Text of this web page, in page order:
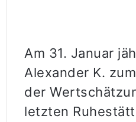
Am 31. Januar
Alexander K.
der
letzten